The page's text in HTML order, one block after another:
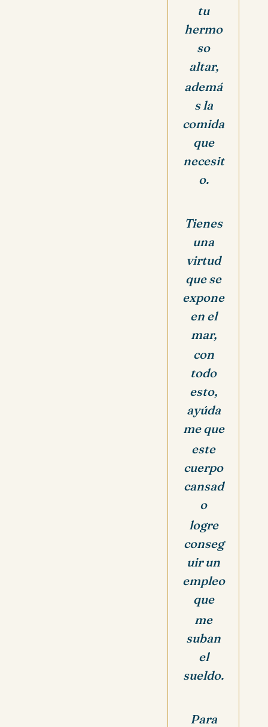
tu
hermo
so
altar,
ademá
s la
comida
que
necesit
o.
Tienes
una
virtud
que se
expone
en el
mar,
con
todo
esto,
ayúda
me que
este
cuerpo
cansad
o
logre
conseg
uir un
empleo
que
me
suban
el
sueldo.
Para